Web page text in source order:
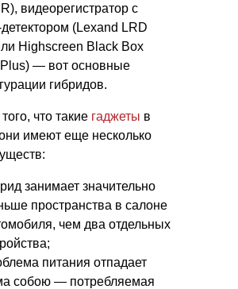
видеорегистратор с
(Lexand LRD
Highscreen Black Box
— вот основные
гибридов.
что такие гаджеты в
имеют еще несколько
занимает значительно
пространства в салоне
чем два отдельных
питания отпадает
собою — потребляемая